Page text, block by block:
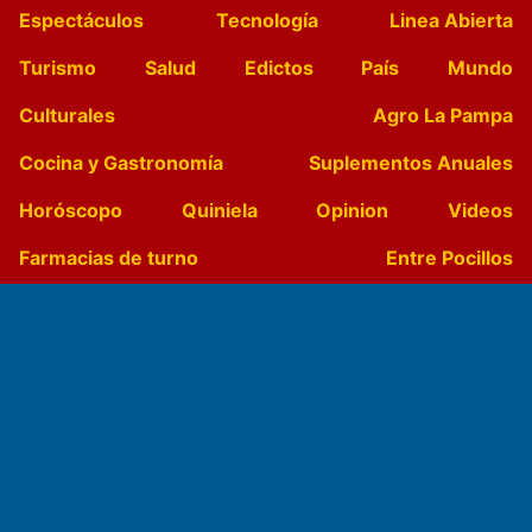
Espectáculos
Tecnología
Linea Abierta
Turismo
Salud Edictos País
Mundo
Culturales
Agro La Pampa
Cocina y Gastronomía
Suplementos Anuales
Horóscopo
Quiniela Opinion
Videos
Farmacias de turno
Entre Pocillos